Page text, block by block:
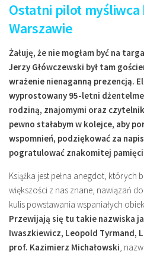
Ostatni pilot myśliwca
Warszawie
Żałuję, że nie mogłam być na
Jerzy Główczewski był tam
wrażenie nienaganną prezencją.
wyprostowany 95-letni
rodziną, znajomymi oraz
pewno stałabym w kolejce, aby
wspomnień, podziękować za
pogratulować znakomitej
Książka jest pełna anegdot, których
większości z nas znane, nawiązań
kulis powstawania wspaniałych
Przewijają się tu takie nazwiska
Iwaszkiewicz, Leopold Tyrmand,
prof. Kazimierz Michałowski,